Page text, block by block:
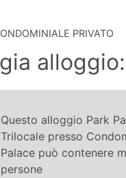
PRIVATO
alloggio:
Questo alloggio Park
Trilocale presso
Palace può contenere
persone